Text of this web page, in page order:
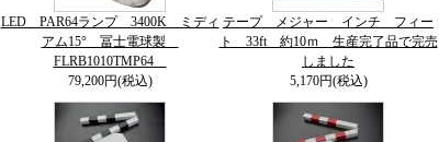
LED PAR64ランプ 3400K ミディ
アム15° 冨士電球製
FLRB1010TMP64
79,200円(税込)
テープ メジャー インチ フィー
ト 33ft 約10ｍ 生産完了品で完売
しました
5,170円(税込)